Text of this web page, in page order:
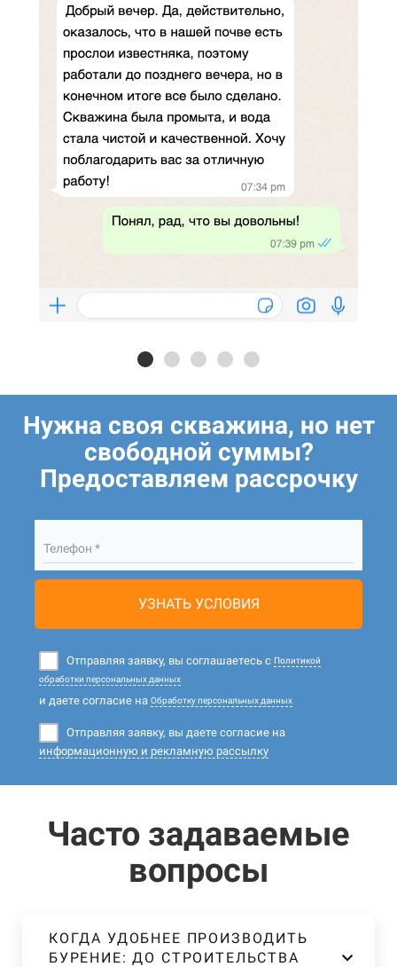
Нужна своя скважина, но нет
свободной суммы?
Предоставляем рассрочку
Телефон *
УЗНАТЬ УСЛОВИЯ
Отправляя заявку, вы соглашаетесь с Политикой
обработки персональных данных
и даете согласие на Обработку персональных данных
Отправляя заявку, вы даете согласие на
информационную и рекламную рассылку
Часто задаваемые
вопросы
КОГДА УДОБНЕЕ ПРОИЗВОДИТЬ
БУРЕНИЕ: ДО СТРОИТЕЛЬСТВА